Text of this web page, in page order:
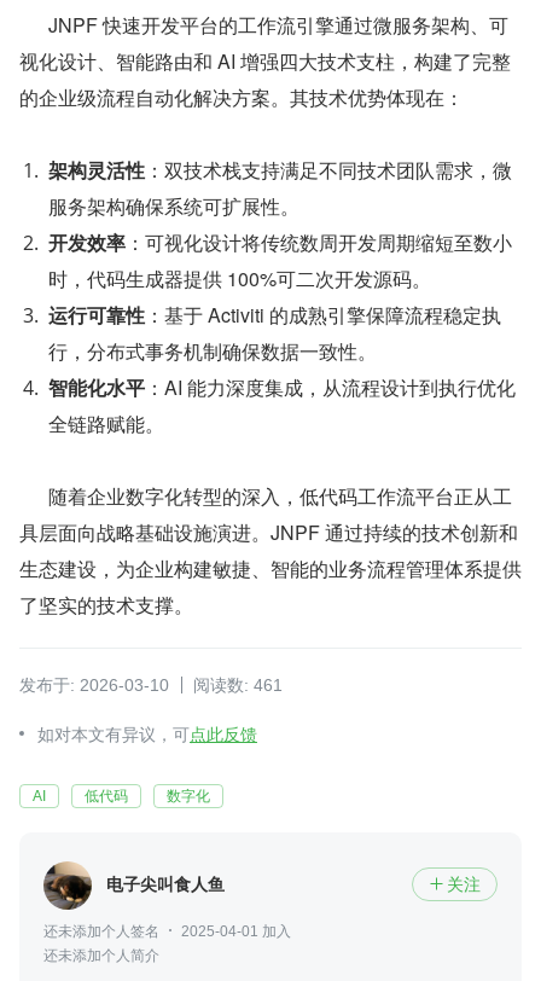
视化设计、智能路由和 AI 增强四大技术支柱，构建了完整
的企业级流程自动化解决方案。其技术优势体现在：
架构灵活性 ：双技术栈支持满足不同技术团队需求，微
服务架构确保系统可扩展性。
开发效率 ：可视化设计将传统数周开发周期缩短至数小
时，代码生成器提供 100%可二次开发源码。
运行可靠性 ：基于 Activiti 的成熟引擎保障流程稳定执
行，分布式事务机制确保数据一致性。
智能化水平 ：AI 能力深度集成，从流程设计到执行优化
全链路赋能。
具层面向战略基础设施演进。JNPF 通过持续的技术创新和
生态建设，为企业构建敏捷、智能的业务流程管理体系提供
了坚实的技术支撑。
发布于: 2026-03-10 阅读数: 461
如对本文有异议，可点此反馈
AI 低代码 数字化
电子尖叫食人鱼  关注
还未添加个人签名
2025-04-01 加入
还未添加个人简介